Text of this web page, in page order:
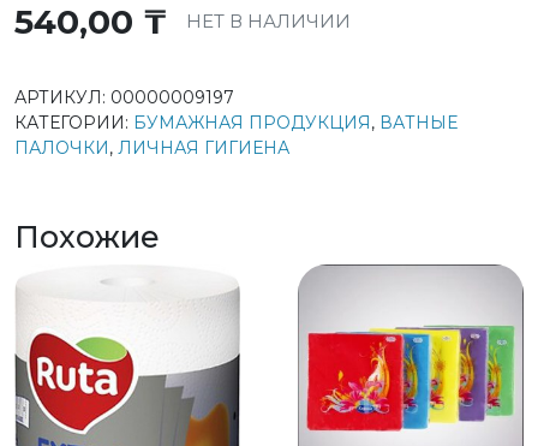
540,00 ₸ НЕТ В НАЛИЧИИ
АРТИКУЛ: 00000009197
КАТЕГОРИИ: БУМАЖНАЯ ПРОДУКЦИЯ, ВАТНЫЕ
ПАЛОЧКИ, ЛИЧНАЯ ГИГИЕНА
Похожие